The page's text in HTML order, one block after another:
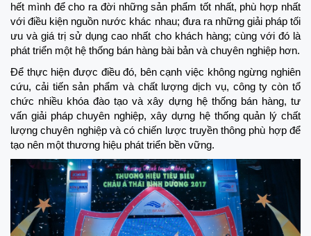
hết mình để cho ra đời những sản phẩm tốt nhất, phù hợp nhất
với điều kiện nguồn nước khác nhau; đưa ra những giải pháp tối
ưu và giá trị sử dụng cao nhất cho khách hàng; cùng với đó là
phát triển một hệ thống bán hàng bài bản và chuyên nghiệp hơn.
Để thực hiện được điều đó, bên cạnh việc không ngừng nghiên
cứu, cải tiến sản phẩm và chất lượng dịch vụ, công ty còn tổ
chức nhiều khóa đào tạo và xây dựng hệ thống bán hàng, tư
vấn giải pháp chuyên nghiệp, xây dựng hệ thống quản lý chất
lượng chuyên nghiệp và có chiến lược truyền thông phù hợp để
tạo nên một thương hiệu phát triển bền vững.